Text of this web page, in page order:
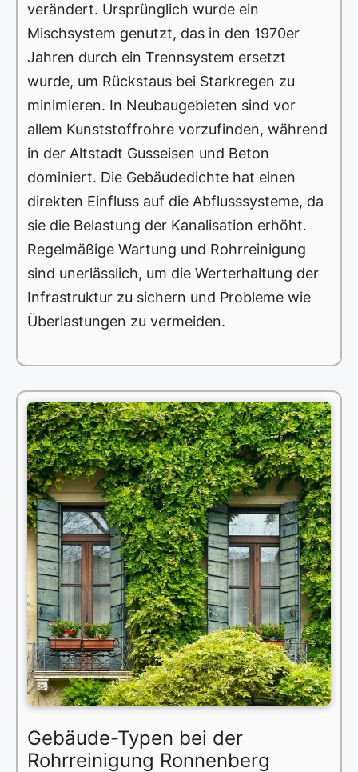
verändert. Ursprünglich wurde ein
Mischsystem genutzt, das in den 1970er
Jahren durch ein Trennsystem ersetzt
wurde, um Rückstaus bei Starkregen zu
minimieren. In Neubaugebieten sind vor
allem Kunststoffrohre vorzufinden, während
in der Altstadt Gusseisen und Beton
dominiert. Die Gebäudedichte hat einen
direkten Einfluss auf die Abflusssysteme, da
sie die Belastung der Kanalisation erhöht.
Regelmäßige Wartung und Rohrreinigung
sind unerlässlich, um die Werterhaltung der
Infrastruktur zu sichern und Probleme wie
Überlastungen zu vermeiden.
Gebäude-Typen bei der
Rohrreinigung Ronnenberg